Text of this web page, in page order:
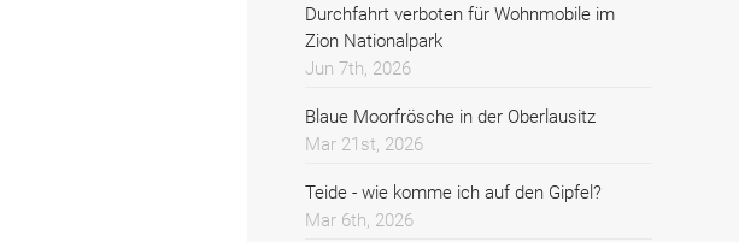
Durchfahrt verboten für Wohnmobile im
Zion Nationalpark
Jun 7th, 2026
Blaue Moorfrösche in der Oberlausitz
Mar 21st, 2026
Teide - wie komme ich auf den Gipfel?
Mar 6th, 2026